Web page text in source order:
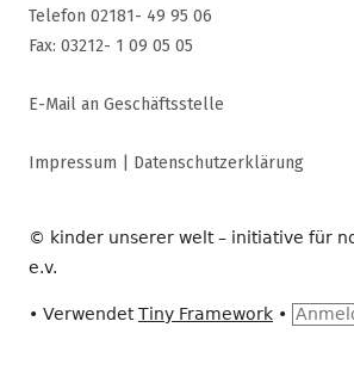
Telefon 02181- 49 95 06
Fax: 03212- 1 09 05 05
E-Mail an Geschäftsstelle
Impressum Datenschutzerklärung
© kinder unserer welt – initiative für
e.v.
• VerwendetTiny Framework •